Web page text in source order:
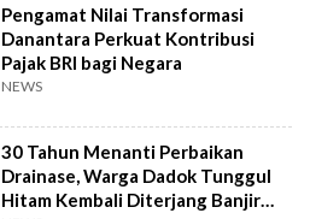
Pengamat Nilai Transformasi
Danantara Perkuat Kontribusi
Pajak BRI bagi Negara
NEWS
30 Tahun Menanti Perbaikan
Drainase, Warga Dadok Tunggul
Hitam Kembali Diterjang Banjir